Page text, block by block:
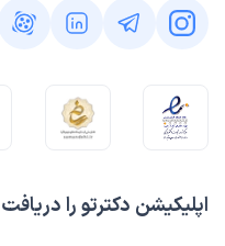
اپلیکیشن دکترتو را